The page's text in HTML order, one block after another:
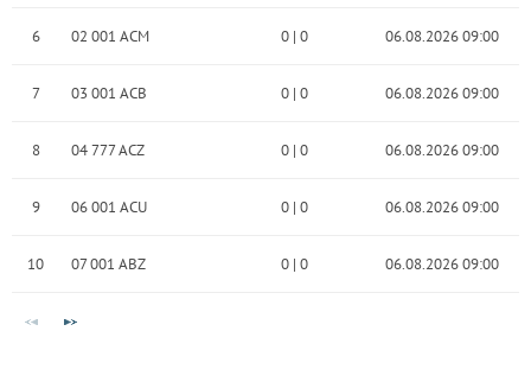
6 02 001 ACM 0| 0 06.08.2026 09:00
7 03 001 ACB 0| 0 06.08.2026 09:00
8 04 777 ACZ 0| 0 06.08.2026 09:00
9 06 001 ACU 0| 0 06.08.2026 09:00
10 07 001 ABZ 0| 0 06.08.2026 09:00